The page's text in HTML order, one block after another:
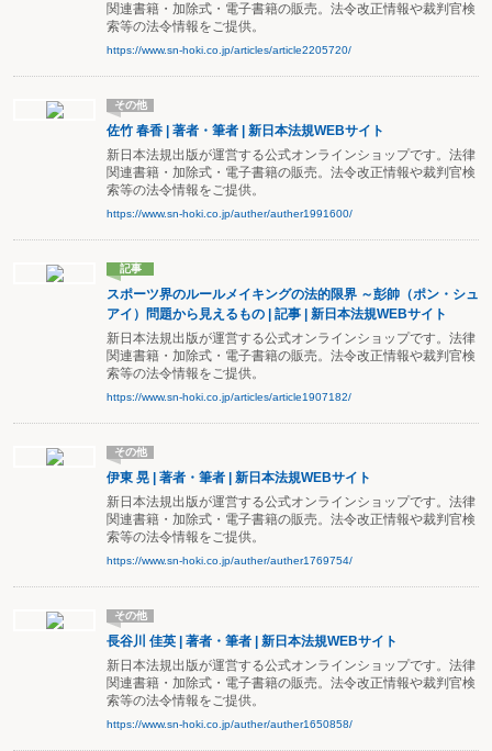
関連書籍・加除式・電子書籍の販売。法令改正情報や裁判官検
索等の法令情報をご提供。
https://www.sn-hoki.co.jp/articles/article2205720/
その他
佐竹 春香 | 著者・筆者 | 新日本法規WEBサイト
新日本法規出版が運営する公式オンラインショップです。法律
関連書籍・加除式・電子書籍の販売。法令改正情報や裁判官検
索等の法令情報をご提供。
https://www.sn-hoki.co.jp/auther/auther1991600/
記事
スポーツ界のルールメイキングの法的限界 ～彭帥（ポン・シュ
アイ）問題から見えるもの | 記事 | 新日本法規WEBサイト
新日本法規出版が運営する公式オンラインショップです。法律
関連書籍・加除式・電子書籍の販売。法令改正情報や裁判官検
索等の法令情報をご提供。
https://www.sn-hoki.co.jp/articles/article1907182/
その他
伊東 晃 | 著者・筆者 | 新日本法規WEBサイト
新日本法規出版が運営する公式オンラインショップです。法律
関連書籍・加除式・電子書籍の販売。法令改正情報や裁判官検
索等の法令情報をご提供。
https://www.sn-hoki.co.jp/auther/auther1769754/
その他
長谷川 佳英 | 著者・筆者 | 新日本法規WEBサイト
新日本法規出版が運営する公式オンラインショップです。法律
関連書籍・加除式・電子書籍の販売。法令改正情報や裁判官検
索等の法令情報をご提供。
https://www.sn-hoki.co.jp/auther/auther1650858/